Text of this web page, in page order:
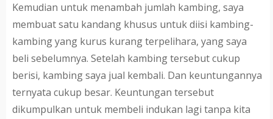
Kemudian untuk menambah jumlah kambing, saya
membuat satu kandang khusus untuk diisi kambing-
kambing yang kurus kurang terpelihara, yang saya
beli sebelumnya. Setelah kambing tersebut cukup
berisi, kambing saya jual kembali. Dan keuntungannya
ternyata cukup besar. Keuntungan tersebut
dikumpulkan untuk membeli indukan lagi tanpa kita